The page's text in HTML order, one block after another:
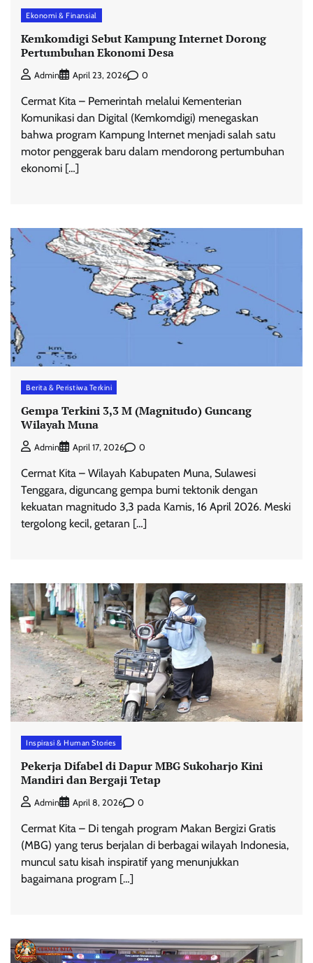
Ekonomi & Finansial
Kemkomdigi Sebut Kampung Internet Dorong
Pertumbuhan Ekonomi Desa
Admin April 23, 2026 0
Cermat Kita – Pemerintah melalui Kementerian
Komunikasi dan Digital (Kemkomdigi) menegaskan
bahwa program Kampung Internet menjadi salah satu
motor penggerak baru dalam mendorong pertumbuhan
ekonomi […]
Berita & Peristiwa Terkini
Gempa Terkini 3,3 M (Magnitudo) Guncang
Wilayah Muna
Admin April 17, 2026 0
Cermat Kita – Wilayah Kabupaten Muna, Sulawesi
Tenggara, diguncang gempa bumi tektonik dengan
kekuatan magnitudo 3,3 pada Kamis, 16 April 2026. Meski
tergolong kecil, getaran […]
Inspirasi & Human Stories
Pekerja Difabel di Dapur MBG Sukoharjo Kini
Mandiri dan Bergaji Tetap
Admin April 8, 2026 0
Cermat Kita – Di tengah program Makan Bergizi Gratis
(MBG) yang terus berjalan di berbagai wilayah Indonesia,
muncul satu kisah inspiratif yang menunjukkan
bagaimana program […]